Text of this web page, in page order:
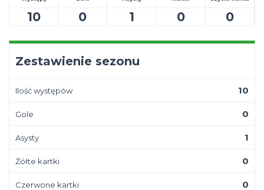
10 0 1 0 0
Zestawienie sezonu
Ilość występów 10
Gole 0
Asysty 1
Żółte kartki 0
Czerwone kartki 0